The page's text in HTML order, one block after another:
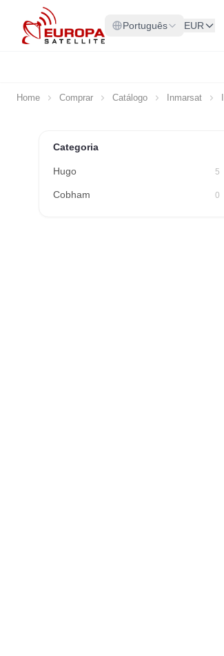
Skip to Content
Português EUR
Home Comprar Catálogo Inmarsat
Categoria
Hugo 5
Cobham 0